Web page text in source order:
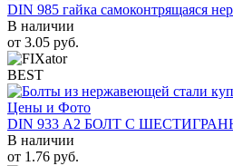
DIN 985 гайка самоконтрящаяся
В наличии
от 3.05 руб.
BEST
DIN 933 А2 БОЛТ С
В наличии
от 1.76 руб.